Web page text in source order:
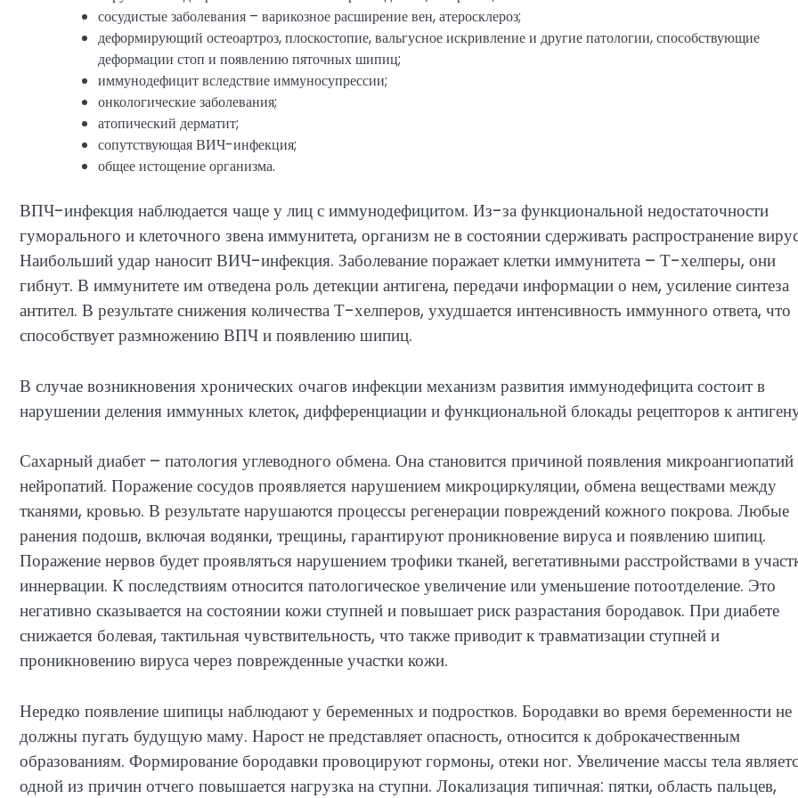
сосудистые заболевания – варикозное расширение вен, атеросклероз;
деформирующий остеоартроз, плоскостопие, вальгусное искривление и другие патологии, способствующие
деформации стоп и появлению пяточных шипиц;
иммунодефицит вследствие иммуносупрессии;
онкологические заболевания;
атопический дерматит;
сопутствующая ВИЧ-инфекция;
общее истощение организма.
ВПЧ-инфекция наблюдается чаще у лиц с иммунодефицитом. Из-за функциональной недостаточности
гуморального и клеточного звена иммунитета, организм не в состоянии сдерживать распространение
Наибольший удар наносит ВИЧ-инфекция. Заболевание поражает клетки иммунитета – Т-хелперы, они
гибнут. В иммунитете им отведена роль детекции антигена, передачи информации о нем, усиление синтеза
антител. В результате снижения количества Т-хелперов, ухудшается интенсивность иммунного ответа, что
способствует размножению ВПЧ и появлению шипиц.
В случае возникновения хронических очагов инфекции механизм развития иммунодефицита состоит в
нарушении деления иммунных клеток, дифференциации и функциональной блокады рецепторов к
Сахарный диабет – патология углеводного обмена. Она становится причиной появления
нейропатий. Поражение сосудов проявляется нарушением микроциркуляции, обмена веществами между
тканями, кровью. В результате нарушаются процессы регенерации повреждений кожного покрова. Любые
ранения подошв, включая водянки, трещины, гарантируют проникновение вируса и появлению шипиц.
Поражение нервов будет проявляться нарушением трофики тканей, вегетативными расстройствами в
иннервации. К последствиям относится патологическое увеличение или уменьшение потоотделение. Это
негативно сказывается на состоянии кожи ступней и повышает риск разрастания бородавок. При диабете
снижается болевая, тактильная чувствительность, что также приводит к травматизации ступней и
проникновению вируса через поврежденные участки кожи.
Нередко появление шипицы наблюдают у беременных и подростков. Бородавки во время беременности не
должны пугать будущую маму. Нарост не представляет опасность, относится к доброкачественным
образованиям. Формирование бородавки провоцируют гормоны, отеки ног. Увеличение массы тела
одной из причин отчего повышается нагрузка на ступни. Локализация типичная: пятки, область пальцев,